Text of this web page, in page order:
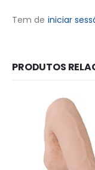
Tem de iniciar
PRODUTOS